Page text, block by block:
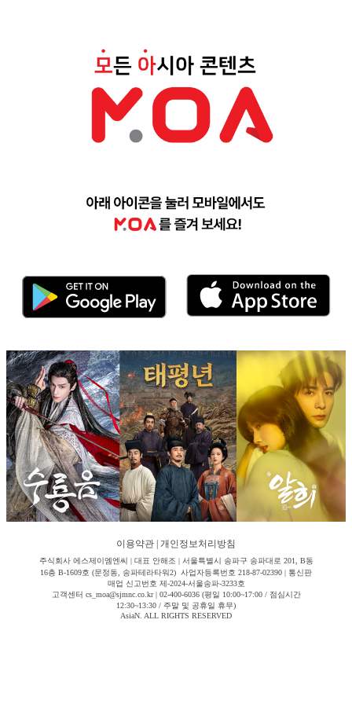
이용약관 개인정보처리방침
주식회사 에스제이엠엔씨 | 대표 안해조 | 서울특별시 송파구 송파대로 201, B동
16층 B-1609호 (문정동, 송파테라타워2) 사업자등록번호 218-87-02390 | 통신판
매업 신고번호 제-2024-서울송파-3233호
고객센터 cs_moa@sjmnc.co.kr | 02-400-6036 (평일 10:00~17:00 / 점심시간
12:30~13:30 / 주말 및 공휴일 휴무)
AsiaN. ALL RIGHTS RESERVED